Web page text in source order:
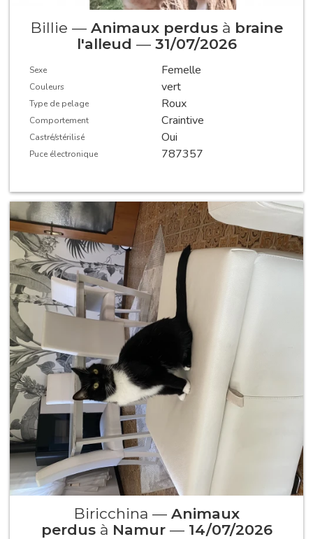
Billie — Animaux perdusà braine
l'alleud — 31/07/2026
Sexe Femelle
Couleurs vert
Type de pelage Roux
Comportement Craintive
Castré/stérilisé Oui
Puce électronique 787357
Biricchina — Animaux
perdusà Namur— 14/07/2026